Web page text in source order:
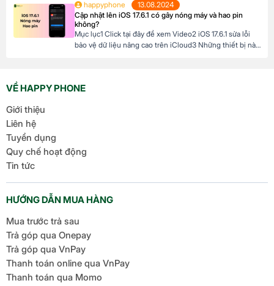
hành mới nhất dành cho iPhone, mang đến nhiều cải
tiến đáng chú ý, tập trung vào […]
happyphone
13.08.2024
Cập nhật lên iOS 17.6.1 có gây nóng máy và hao pin
không?
Mục lục1 Click tại đây để xem Video2 iOS 17.6.1 sửa lỗi
bảo vệ dữ liệu nâng cao trên iCloud3 Những thiết bị nào
VỀ HAPPY PHONE
Giới thiệu
Liên hệ
Tuyển dụng
Quy chế hoạt động
Tin tức
HƯỚNG DẪN MUA HÀNG
Mua trước trả sau
Trả góp qua Onepay
Trả góp qua VnPay
Thanh toán online qua VnPay
Thanh toán qua Momo